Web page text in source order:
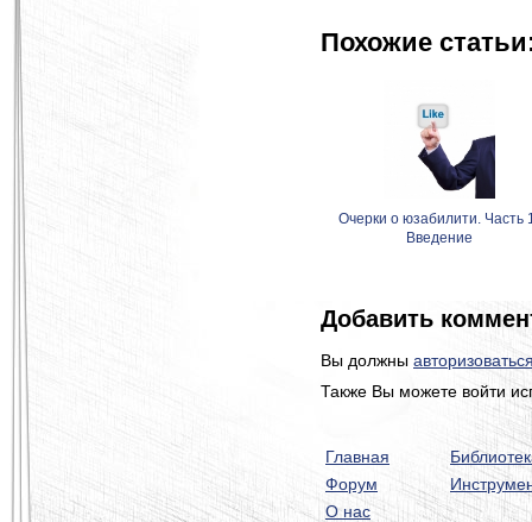
Похожие
Очерки о юзабилити. Часть
Введение
Добавить
Вы должны
Также Вы можете войти
Главная
Форум
О нас